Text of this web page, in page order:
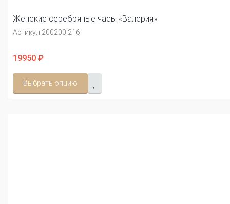
Женские серебряные часы «Валерия»
Артикул:200200.216
19950 ₽
Выбрать опцию